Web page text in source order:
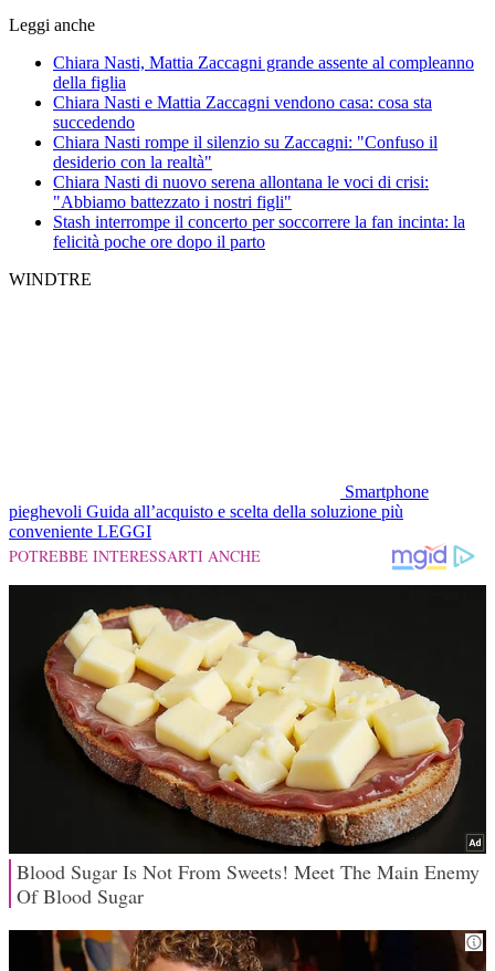
Leggi anche
Chiara Nasti, Mattia Zaccagni grande assente al compleanno
della figlia
Chiara Nasti e Mattia Zaccagni vendono casa: cosa sta
succedendo
Chiara Nasti rompe il silenzio su Zaccagni: "Confuso il
desiderio con la realtà"
Chiara Nasti di nuovo serena allontana le voci di crisi:
"Abbiamo battezzato i nostri figli"
Stash interrompe il concerto per soccorrere la fan incinta: la
felicità poche ore dopo il parto
WINDTRE
Smartphone
pieghevoli Guida all’acquisto e scelta della soluzione più
conveniente LEGGI